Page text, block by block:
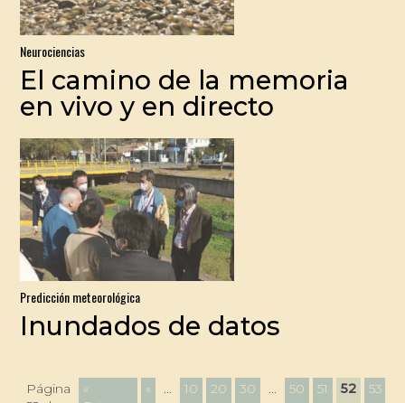
Neurociencias
El camino de la memoria
en vivo y en directo
Predicción meteorológica
Inundados de datos
Página
«
« ... 10 20 30 ... 50 51 52 53